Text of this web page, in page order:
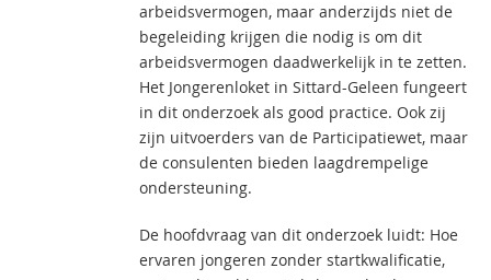
arbeidsvermogen, maar anderzijds niet de
begeleiding krijgen die nodig is om dit
arbeidsvermogen daadwerkelijk in te zetten.
Het Jongerenloket in Sittard-Geleen fungeert
in dit onderzoek als good practice. Ook zij
zijn uitvoerders van de Participatiewet, maar
de consulenten bieden laagdrempelige
ondersteuning.
De hoofdvraag van dit onderzoek luidt: Hoe
ervaren jongeren zonder startkwalificatie,